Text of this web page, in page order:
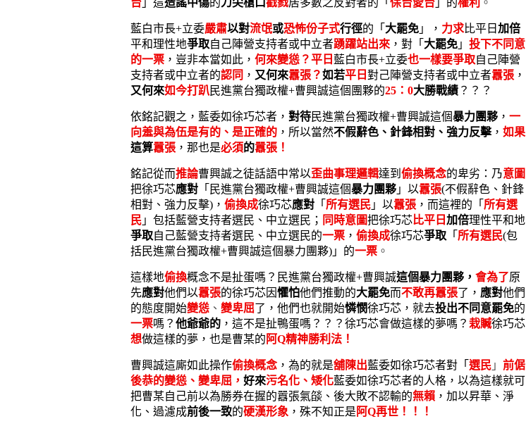
台 」這造謠中傷的刀尖槍口戳戮居多數之反對者的「 保台愛台 」的權利 。
藍白市長+立委嚴肅以對流氓或恐怖份子式行徑的「 大罷免 」， 力求比平日 加倍
平和理性地爭取自己陣營支持者或中立者踴躍站出來 ，對「 大罷免 」 投下不同意
的一票 ，豈非本當如此， 何來變慫？平日 藍白市長+立委也一樣要爭取自己陣營
支持者或中立者的認同 ， 又何來囂張？如若平日 對己陣營支持者或中立者囂張 ，
又何來如今打趴民進黨台獨政權+曹興誠這個團夥的25： 0大勝戰績 ？？？
依銘記觀之，藍委如徐巧芯者， 對待民進黨台獨政權+曹興誠這個暴力團夥 ， 一
向羞與為伍是有的、是正確的 ，所以當然不假辭色、針鋒相對、強力反擊， 如果
這算囂張 ，那也是必須的囂張！
銘記從而推論曹興誠之徒話語中常以歪曲事理邏輯達到 偷換概念的卑劣：乃意圖
把徐巧芯應對 「民進黨台獨政權+曹興誠這個暴力團夥 」以囂張(不假辭色、針鋒
相對、強力反擊)， 偷換成徐巧芯應對 「 所有選民 」以囂張 ，而這裡的「 所有選
民 」包括藍營支持者選民、中立選民； 同時意圖把徐巧芯 比平日 加倍理性平和地
爭取自己藍營支持者選民、中立選民的一票 ， 偷換成徐巧芯爭取 「 所有選民(包
括民進黨台獨政權+曹興誠這個暴力團夥)」的一票 。
這樣地偷換概念不是扯蛋嗎？民進黨台獨政權+曹興誠這個暴力團夥， 會為了原
先應對他們以囂張的徐巧芯因懼怕他們推動的大罷免而不敢再囂張了， 應對他們
的態度開始變慫 、 變卑屈了，他們也就開始憐憫徐巧芯，就去投出不同意罷免的
一票嗎？ 他爺爺的 ，這不是扯鴨蛋嗎？？？徐巧芯會做這樣的夢嗎？ 栽贓徐巧芯
想做這樣的夢，也是曹某的 阿Q精神勝利法！
曹興誠這廝如此操作偷換概念，為的就是舖陳出藍委如徐巧芯者對「 選民 」 前倨
後恭的變慫、變卑屈， 好來污名化、矮化藍委如徐巧芯者的人格，以為這樣就可
把曹某自己前以為勝券在握的囂張氣燄、後大敗不認輸的無賴 ，加以昇華、淨
化、過濾成前後一致的硬漢形象 ，殊不知正是 阿Q再世！！！